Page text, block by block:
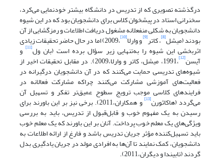
درگذشته تصویری که از تدریس در دانشگاه بیشتر خودنمایی می‌کرد،
سخنرانی استاد در پیشخوان کلاس برای دانشجویان بود که در این شیوه
دانشجویان به شکلی منفعلانه مشغول دریافت اطلاعات و رمزگشایی از آن
بودند (میشل[8] ، کاتر[9] و وارلا[10] ،2009) اما در حال حاضر تحقیقات زیادی
اثربخشی این شیوه را به‌تنهایی زیر سؤال برده است (بان ول[11] و
آیسن[12] ،1991، میشل، کاتر و وارلا،2009). در مقابل تحقیقات اخیر از
شیوه‌های تدریسی حمایت می‌کنند که در آن دانشجویان درگیرانه در
فعالیت‌های آموزشی مشارکت می‌کنند چراکه مشارکت فعالانه در
فرایندهای کلاسی موجب ترویج سطوح عمیق‌تر تفکر و تسهیل آن
می‌گردد (هاکاثورن[13] و همکاران،2011). برخی نیز بر این باورند برای
رسیدن به یک مفهوم خوب و قابل‌قبول از تدریس، باید به بررسی
ویژگی‌های یک معلم خوب پرداخت. آنان بر این باورند که یک معلم خوب
باید تسهیل‌کننده مؤثر جریان تدریس باشد و فارغ از ارائه اطلاعات به
دانشجویان، کمک نمایند تا آن‌ها به افرادی مولد در جریان یادگیری بدل
گردند (تابیندا و دیگران،2011).